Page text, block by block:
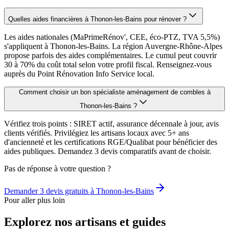
Quelles aides financières à Thonon-les-Bains pour rénover ?
Les aides nationales (MaPrimeRénov', CEE, éco-PTZ, TVA 5,5%)
s'appliquent à Thonon-les-Bains. La région Auvergne-Rhône-Alpes
propose parfois des aides complémentaires. Le cumul peut couvrir
30 à 70% du coût total selon votre profil fiscal. Renseignez-vous
auprès du Point Rénovation Info Service local.
Comment choisir un bon spécialiste aménagement de combles à
Thonon-les-Bains ?
Vérifiez trois points : SIRET actif, assurance décennale à jour, avis
clients vérifiés. Privilégiez les artisans locaux avec 5+ ans
d'ancienneté et les certifications RGE/Qualibat pour bénéficier des
aides publiques. Demandez 3 devis comparatifs avant de choisir.
Pas de réponse à votre question ?
Demander 3 devis gratuits à Thonon-les-Bains
Pour aller plus loin
Explorez nos artisans et guides